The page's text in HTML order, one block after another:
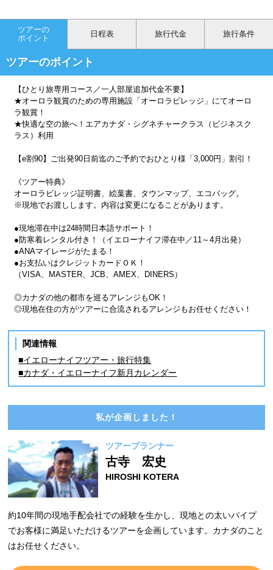
ツアーの
ポイント
日程表 旅行代金 旅行条件
ツアーのポイント
【ひとり旅専用コース／一人部屋追加代金不要】
★オーロラ観賞のための専用施設「オーロラビレッジ」にてオーロ
ラ観賞！
★快適な空の旅へ！エアカナダ・シグネチャークラス（ビジネスク
ラス）利用
【e割90】ご出発90日前迄のご予約でおひとり様「3,000円」割引！
《ツアー特典》
オーロラビレッジ証明書、絵葉書、タウンマップ、エコバッグ。
※現地でお渡しします。内容は変更になることがあります。
●現地滞在中は24時間日本語サポート！
●防寒着レンタル付き！（イエローナイフ滞在中／11～4月出発）
●ANAマイレージがたまる！
●お支払いはクレジットカードＯＫ！
（VISA、MASTER、JCB、AMEX、DINERS）
◎カナダの他の都市を巡るアレンジもOK！
◎現地在住の方がツアーに合流されるアレンジもお任せください！
関連情報
■イエローナイフツアー・旅行特集
■カナダ・イエローナイフ新月カレンダー
私が企画しました！
ツアープランナー
古寺 宏史
HIROSHI KOTERA
約10年間の現地手配会社での経験を生かし、現地との太いパイプ
でお客様に満足いただけるツアーを企画しています。カナダのこと
はお任せください。